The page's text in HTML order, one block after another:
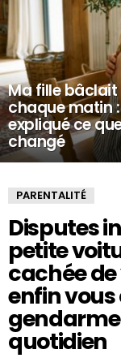
Ma fille
chaque matin
expliqué ce
changé
PARENTALITÉ
Disputes
petite
cachée
enfin vous
quotidien